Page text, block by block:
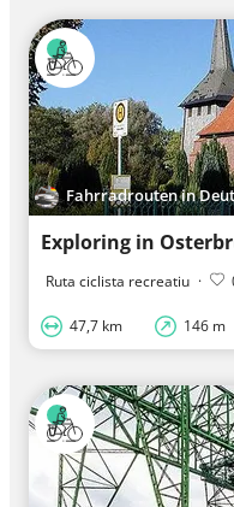
Fahrradrouten in
Exploring in
Ruta ciclista recreatiu ·
47,7 km 146 m